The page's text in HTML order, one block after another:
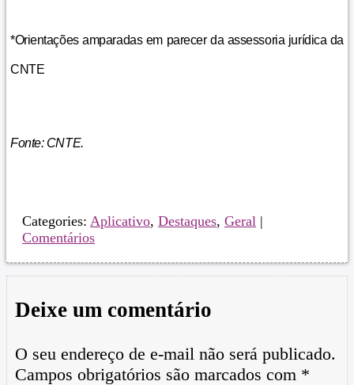
*Orientações amparadas em parecer da assessoria jurídica da
CNTE
Fonte: CNTE.
Categories: Aplicativo, Destaques, Geral |
Comentários
Deixe um comentário
O seu endereço de e-mail não será publicado.
Campos obrigatórios são marcados com *